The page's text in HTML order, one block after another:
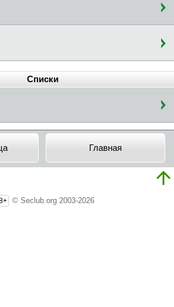
Списки
Главная
© Seclub.org 2003-2026